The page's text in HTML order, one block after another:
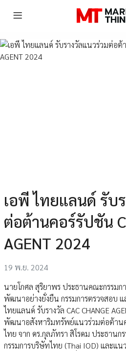
เอพี ไทยแลนด์ รับ
ต่อต้านคอร์รัปชัน
AGENT 2024
19 พ.ย. 2024
นายโกศล สุริยาพร ประธานคณะกรรมก
พัฒนาอย่างยั่งยืน กรรมการตรวจสอบ แ
ไทยแลนด์ รับรางวัล CAC CHANGE
พัฒนาอสังหาริมทรัพย์แนวร่วมต่อต้าน
ไทย จาก ดร.กุลภัทรา สิโรดม ประธานก
กรรมการบริษัทไทย (Thai IOD) และแ